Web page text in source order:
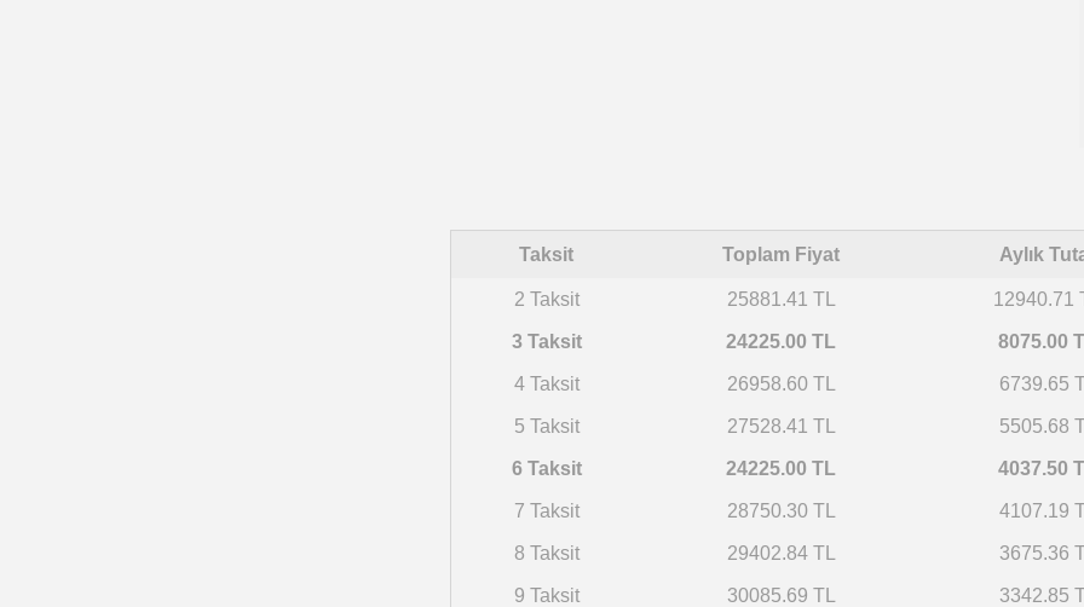
Taksit Toplam Fiyat Aylık
2 Taksit 25881.41 TL 12940.71
3 Taksit 24225.00 TL 8075.00
4 Taksit 26958.60 TL 6739.65
5 Taksit 27528.41 TL 5505.68
6 Taksit 24225.00 TL 4037.50
7 Taksit 28750.30 TL 4107.19
8 Taksit 29402.84 TL 3675.36
9 Taksit 30085.69 TL 3342.85